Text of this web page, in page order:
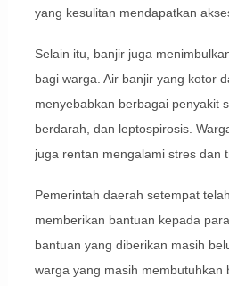
yang kesulitan mendapatkan
Selain itu, banjir juga
bagi warga. Air banjir yang kotor
menyebabkan berbagai penyakit
berdarah, dan leptospirosis.
juga rentan mengalami stres dan
Pemerintah daerah setempat
memberikan bantuan kepada
bantuan yang diberikan masih
warga yang masih membutuhkan